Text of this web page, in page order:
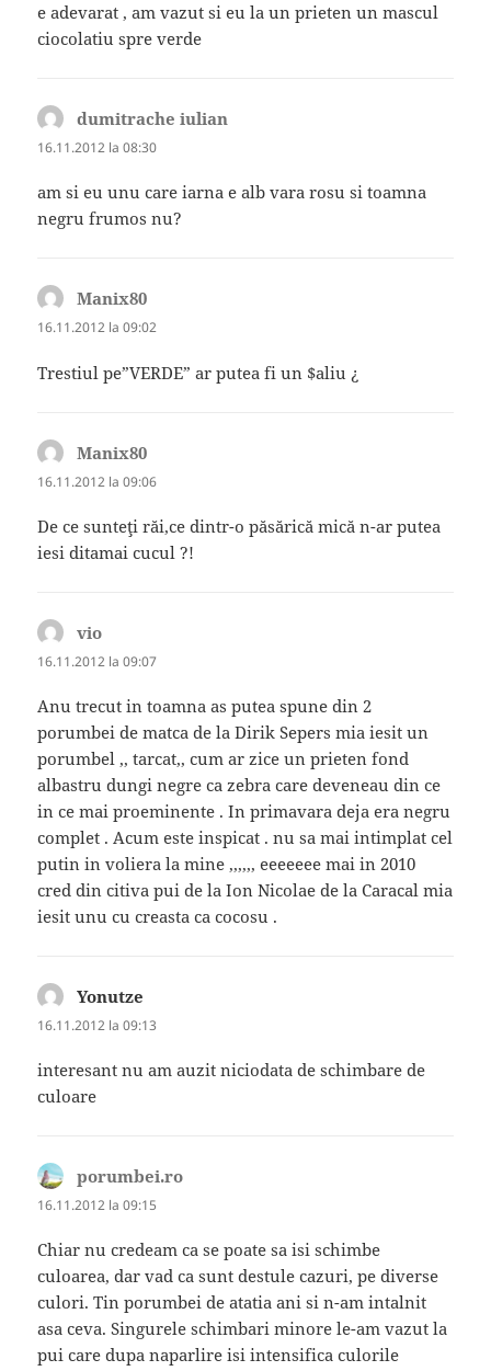
e adevarat , am vazut si eu la un prieten un mascul
ciocolatiu spre verde
dumitrache iulian
16.11.2012 la 08:30
am si eu unu care iarna e alb vara rosu si toamna
negru frumos nu?
Manix80
16.11.2012 la 09:02
Trestiul pe”VERDE” ar putea fi un $aliu ¿
Manix80
16.11.2012 la 09:06
De ce sunteţi răi,ce dintr-o păsărică mică n-ar putea
iesi ditamai cucul ?!
vio
16.11.2012 la 09:07
Anu trecut in toamna as putea spune din 2
porumbei de matca de la Dirik Sepers mia iesit un
porumbel ,, tarcat,, cum ar zice un prieten fond
albastru dungi negre ca zebra care deveneau din ce
in ce mai proeminente . In primavara deja era negru
complet . Acum este inspicat . nu sa mai intimplat cel
putin in voliera la mine ,,,,,, eeeeeee mai in 2010
cred din citiva pui de la Ion Nicolae de la Caracal mia
iesit unu cu creasta ca cocosu .
Yonutze
16.11.2012 la 09:13
interesant nu am auzit niciodata de schimbare de
culoare
porumbei.ro
16.11.2012 la 09:15
Chiar nu credeam ca se poate sa isi schimbe
culoarea, dar vad ca sunt destule cazuri, pe diverse
culori. Tin porumbei de atatia ani si n-am intalnit
asa ceva. Singurele schimbari minore le-am vazut la
pui care dupa naparlire isi intensifica culorile